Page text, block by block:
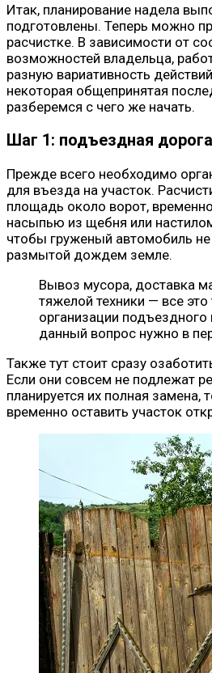
Итак, планирование надела
подготовлены. Теперь можно
расчистке. В зависимости от
возможностей владельца,
разную вариативность
некоторая общепринятая
разберемся с чего же начать.
Шаг 1: подъездная дорога
Прежде всего необходимо
для въезда на участок.
площадь около ворот, временно
насыпью из щебня или
чтобы груженый автомобиль не
размытой дождем земле.
Вывоз мусора, доставка
тяжелой техники — все это
организации подъездного
данный вопрос нужно в
Также тут стоит сразу
Если они совсем не подлежат
планируется их полная замена,
временно оставить участок